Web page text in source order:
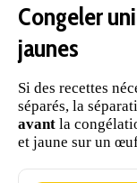
Congeler
jaunes
Si des recettes
séparés, la
avant la
et jaune sur un